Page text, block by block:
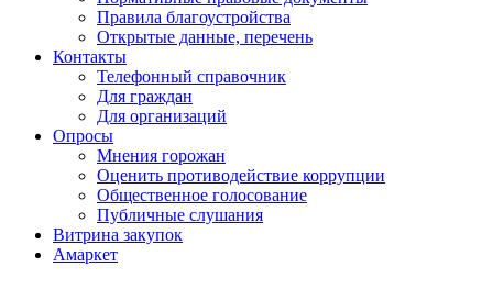
Правила благоустройства
Открытые данные, перечень
Контакты
Телефонный справочник
Для граждан
Для организаций
Опросы
Мнения горожан
Оценить противодействие коррупции
Общественное голосование
Публичные слушания
Витрина закупок
Амаркет